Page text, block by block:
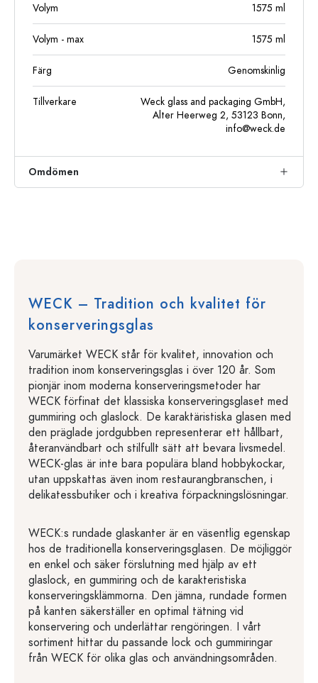
Volym 1575 ml
Volym - max 1575 ml
Färg Genomskinlig
Tillverkare
Weck glass and packaging GmbH,
Alter Heerweg 2, 53123 Bonn,
info@weck.de
Omdömen
WECK – Tradition och kvalitet för
konserveringsglas
Varumärket WECK står för kvalitet, innovation och
tradition inom konserveringsglas i över 120 år. Som
pionjär inom moderna konserveringsmetoder har
WECK förfinat det klassiska konserveringsglaset med
gummiring och glaslock. De karaktäristiska glasen med
den präglade jordgubben representerar ett hållbart,
återanvändbart och stilfullt sätt att bevara livsmedel.
WECK-glas är inte bara populära bland hobbykockar,
utan uppskattas även inom restaurangbranschen, i
delikatessbutiker och i kreativa förpackningslösningar.
WECK:s rundade glaskanter är en väsentlig egenskap
hos de traditionella konserveringsglasen. De möjliggör
en enkel och säker förslutning med hjälp av ett
glaslock, en gummiring och de karakteristiska
konserveringsklämmorna. Den jämna, rundade formen
på kanten säkerställer en optimal tätning vid
konservering och underlättar rengöringen. I vårt
sortiment hittar du passande lock och gummiringar
från WECK för olika glas och användningsområden.